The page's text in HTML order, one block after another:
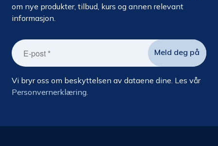
om nye produkter, tilbud, kurs og annen relevant
informasjon.
Vi bryr oss om beskyttelsen av dataene dine. Les vår
Personvernerklæring.